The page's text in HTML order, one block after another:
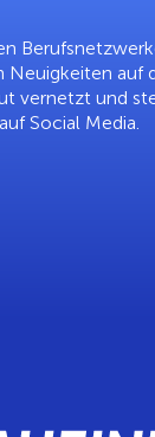
auf
vernetzt und
Social Media.